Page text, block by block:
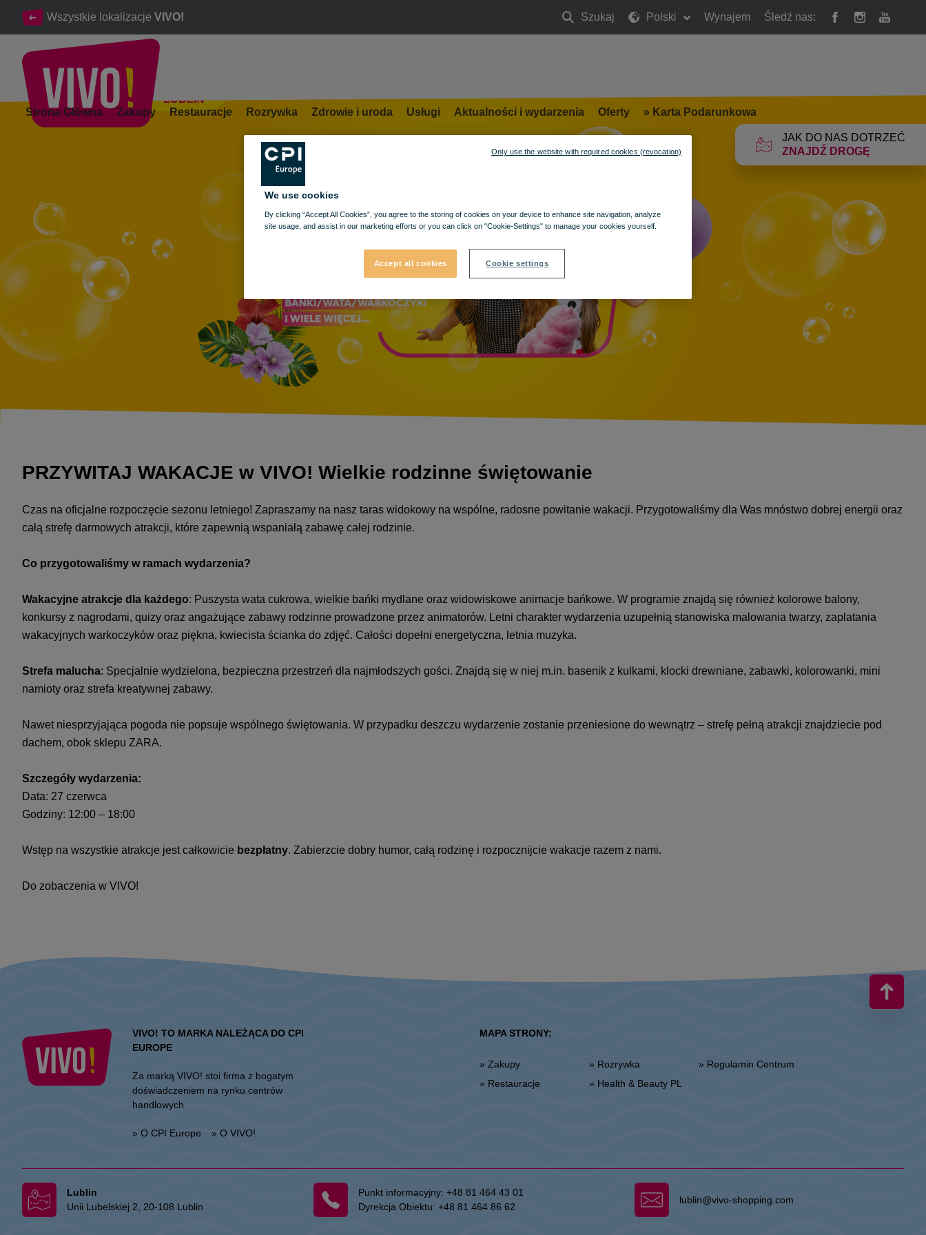
Wszystkie lokalizacje VIVO! Szukaj
Szukaj
Polski Wynajem Śledź nas:
JAK DO NAS DOTRZEĆ
ZNAJDŹ DROGĘ
LUBLIN
Strona Główna Zakupy Restauracje Rozrywka Zdrowie i uroda Usługi Aktualności i wydarzenia Oferty » Karta Podarunkowa
PRZYWITAJ WAKACJE w VIVO! Wielkie rodzinne świętowanie
PRZYWITAJ WAKACJE w VIVO! Wielkie rodzinne świętowanie
Czas na oficjalne rozpoczęcie sezonu letniego! Zapraszamy na nasz taras widokowy na wspólne, radosne powitanie wakacji. Przygotowaliśmy dla Was mnóstwo dobrej energii oraz
całą strefę darmowych atrakcji, które zapewnią wspaniałą zabawę całej rodzinie.
Co przygotowaliśmy w ramach wydarzenia?
Wakacyjne atrakcje dla każdego: Puszysta wata cukrowa, wielkie bańki mydlane oraz widowiskowe animacje bańkowe. W programie znajdą się również kolorowe balony,
konkursy z nagrodami, quizy oraz angażujące zabawy rodzinne prowadzone przez animatorów. Letni charakter wydarzenia uzupełnią stanowiska malowania twarzy, zaplatania
wakacyjnych warkoczyków oraz piękna, kwiecista ścianka do zdjęć. Całości dopełni energetyczna, letnia muzyka.
Strefa malucha: Specjalnie wydzielona, bezpieczna przestrzeń dla najmłodszych gości. Znajdą się w niej m.in. basenik z kulkami, klocki drewniane, zabawki, kolorowanki, mini
namioty oraz strefa kreatywnej zabawy.
Nawet niesprzyjająca pogoda nie popsuje wspólnego świętowania. W przypadku deszczu wydarzenie zostanie przeniesione do wewnątrz – strefę pełną atrakcji znajdziecie pod
dachem, obok sklepu ZARA.
Szczegóły wydarzenia:
Data: 27 czerwca
Godziny: 12:00 – 18:00
Wstęp na wszystkie atrakcje jest całkowicie bezpłatny. Zabierzcie dobry humor, całą rodzinę i rozpocznijcie wakacje razem z nami.
Do zobaczenia w VIVO!
VIVO! TO MARKA NALEŻĄCA DO CPI
EUROPE
Za marką VIVO! stoi firma z bogatym
doświadczeniem na rynku centrów
handlowych.
» O CPI Europe » O VIVO!
MAPA STRONY:
» Zakupy
» Restauracje
» Rozrywka
» Health & Beauty PL
» Regulamin Centrum
Lublin
Unii Lubelskiej 2, 20-108 Lublin
Punkt informacyjny:+48 81 464 43 01
Dyrekcja Obiektu:+48 81 464 86 62
lublin@vivo-shopping.com
We use cookies
By clicking “Accept All Cookies”, you agree to the storing of cookies on your device to enhance site navigation, analyze
site usage, and assist in our marketing efforts or you can click on "Cookie-Settings" to manage your cookies yourself.
Accept all cookies Cookie settings
Only use the website with required cookies (revocation)